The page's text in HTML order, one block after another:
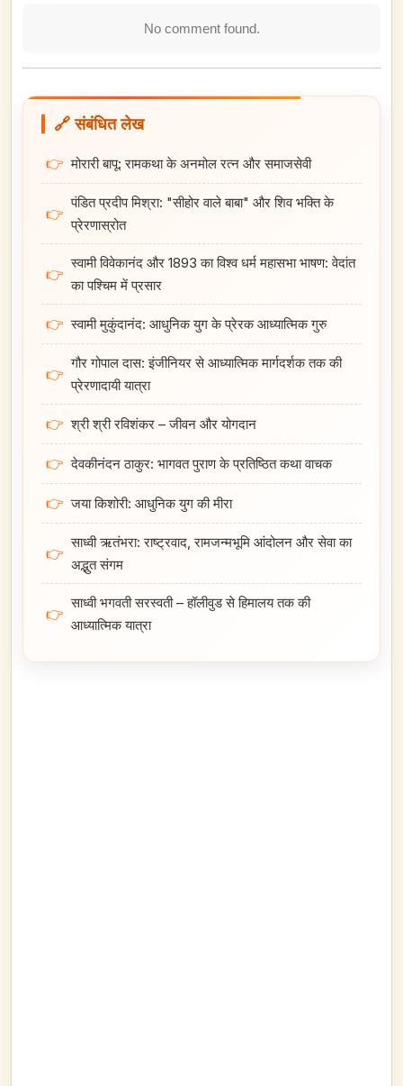
No comment found.
🔗 संबंधित लेख
👉 मोरारी बापू: रामकथा के अनमोल रत्न और समाजसेवी
👉
पंडित प्रदीप मिश्रा: "सीहोर वाले बाबा" और शिव भक्ति के
प्रेरणास्रोत
👉
स्वामी विवेकानंद और 1893 का विश्व धर्म महासभा भाषण: वेदांत
का पश्चिम में प्रसार
👉 स्वामी मुकुंदानंद: आधुनिक युग के प्रेरक आध्यात्मिक गुरु
👉
गौर गोपाल दास: इंजीनियर से आध्यात्मिक मार्गदर्शक तक की
प्रेरणादायी यात्रा
👉 श्री श्री रविशंकर – जीवन और योगदान
👉 देवकीनंदन ठाकुर: भागवत पुराण के प्रतिष्ठित कथा वाचक
👉 जया किशोरी: आधुनिक युग की मीरा
👉
साध्वी ऋतंभरा: राष्ट्रवाद, रामजन्मभूमि आंदोलन और सेवा का
अद्भुत संगम
👉
साध्वी भगवती सरस्वती – हॉलीवुड से हिमालय तक की
आध्यात्मिक यात्रा